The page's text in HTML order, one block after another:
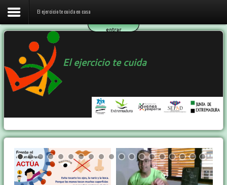
El ejercicio te cuida en casa
El programa ETC
Ejercicio y Salud
Contactar
El ejercicio te cuida en casa
entrar
El ejercicio te cuida